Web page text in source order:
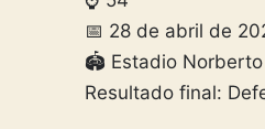
📅 28 de abril de
🏟️ Estadio Norberto
Resultado final: